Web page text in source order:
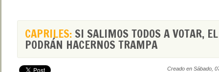
CAPRILES:SI SALIMOS TODOS A VOTAR,
PODRÁN HACERNOS TRAMPA
Creado en Sábado,